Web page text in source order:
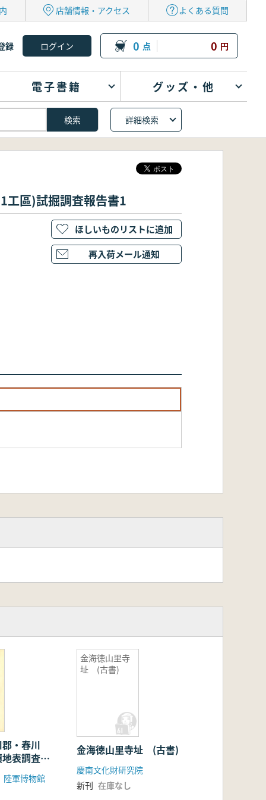
店舗情報・アクセス よくある質問
録 0 点 0 円
電子書籍 グッズ・他
詳細検索
工區)試掘調査報告書1
ほしいものリストに追加
再入荷メール通知
・春川
表調査報
軍博物館
金海徳山里寺
址 (古書)
金海徳山里寺址 (古書)
慶南文化財研究院
新刊 在庫なし